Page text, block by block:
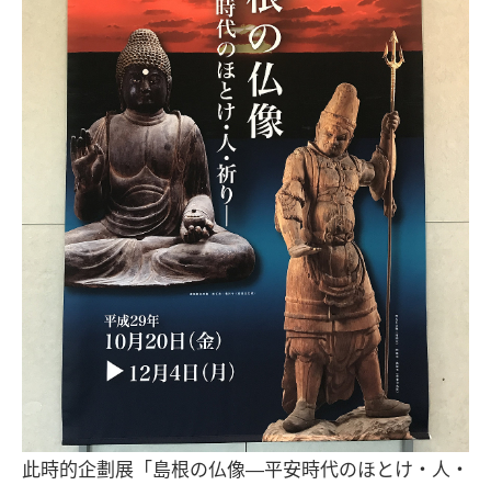
此時的企劃展「島根の仏像―平安時代のほとけ・人・